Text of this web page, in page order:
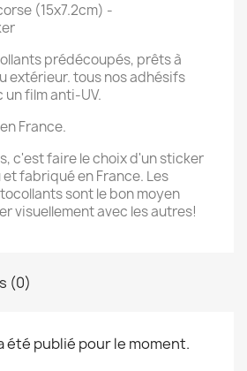
(15x7.2cm) -
prédécoupés, prêts à
extérieur. tous nos adhésifs
un film anti-UV.
France.
c'est faire le choix d'un sticker
fabriqué en France. Les
sont le bon moyen
visuellement avec les autres!
(0)
été publié pour le moment.